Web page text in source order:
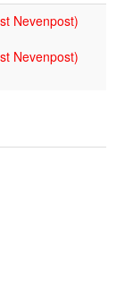
Nevenpost)
Nevenpost)